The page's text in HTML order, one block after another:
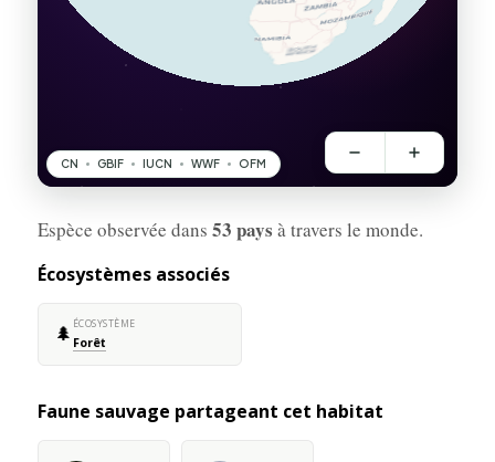
Espèce observée dans 53 pays à travers le monde.
Écosystèmes associés
🌲 ÉCOSYSTÈME
Forêt
Faune sauvage partageant cet habitat